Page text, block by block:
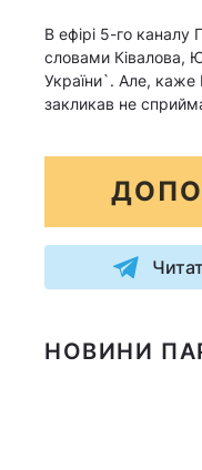
В ефірі 5-го
словами Ківалова,
України`. Але, каже
закликав не
НОВИНИ